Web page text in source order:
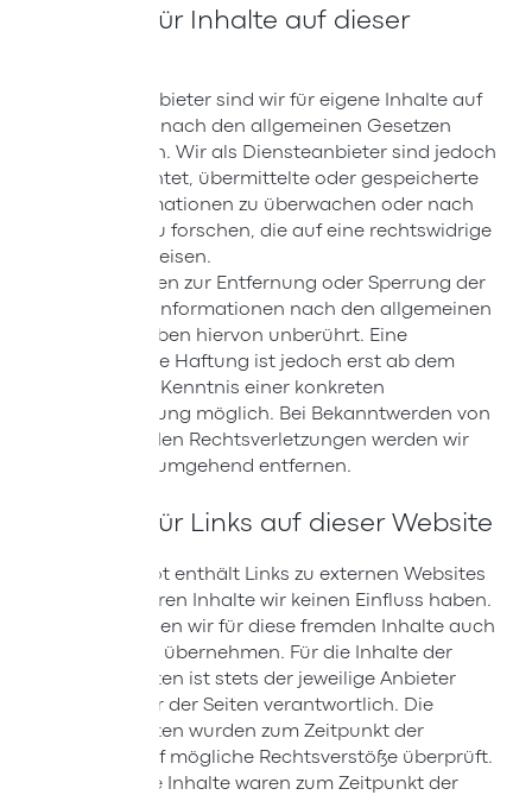
Haftung für Inhalte auf dieser
Als Diensteanbieter sind wir für eigene Inhalte auf
diesen Seiten nach den allgemeinen Gesetzen
verantwortlich. Wir als Diensteanbieter sind jedoch
nicht verpflichtet, übermittelte oder gespeicherte
fremde Informationen zu überwachen oder nach
Umständen zu forschen, die auf eine rechtswidrige
Tätigkeit hinweisen.
Verpflichtungen zur Entfernung oder Sperrung der
Nutzung von Informationen nach den allgemeinen
Gesetzen bleiben hiervon unberührt. Eine
diesbezügliche Haftung ist jedoch erst ab dem
Zeitpunkt der Kenntnis einer konkreten
Rechtsverletzung möglich. Bei Bekanntwerden von
entsprechenden Rechtsverletzungen werden wir
diese Inhalte umgehend entfernen.
Haftung für Links auf dieser Website
Unser Angebot enthält Links zu externen Websites
Dritter, auf deren Inhalte wir keinen Einfluss haben.
Deshalb können wir für diese fremden Inhalte auch
keine Gewähr übernehmen. Für die Inhalte der
verlinkten Seiten ist stets der jeweilige Anbieter
oder Betreiber der Seiten verantwortlich. Die
verlinkten Seiten wurden zum Zeitpunkt der
Verlinkung auf mögliche Rechtsverstöße überprüft.
Rechtswidrige Inhalte waren zum Zeitpunkt der